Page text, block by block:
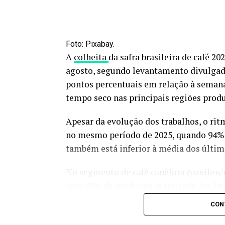
Foto: Pixabay.
A colheita da safra brasileira de café
agosto, segundo levantamento
pontos percentuais em relação à
tempo seco nas principais regiões
Apesar da evolução dos trabalhos, o
no mesmo período de 2025, quando
também está inferior à média dos
no mesmo período do ano passado e